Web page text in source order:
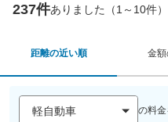
237件ありました（1～10件）
距離の近い順 金
の料